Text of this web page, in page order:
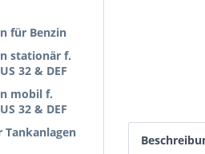
für Benzin
stationär f.
32 & DEF
mobil f.
32 & DEF
Tankanlagen